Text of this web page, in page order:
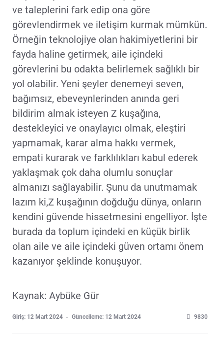
ve taleplerini fark edip ona göre
görevlendirmek ve iletişim kurmak mümkün.
Örneğin teknolojiye olan hakimiyetlerini bir
fayda haline getirmek, aile içindeki
görevlerini bu odakta belirlemek sağlıklı bir
yol olabilir. Yeni şeyler denemeyi seven,
bağımsız, ebeveynlerinden anında geri
bildirim almak isteyen Z kuşağına,
destekleyici ve onaylayıcı olmak, eleştiri
yapmamak, karar alma hakkı vermek,
empati kurarak ve farklılıkları kabul ederek
yaklaşmak çok daha olumlu sonuçlar
almanızı sağlayabilir. Şunu da unutmamak
lazım ki,Z kuşağının doğduğu dünya, onların
kendini güvende hissetmesini engelliyor. İşte
burada da toplum içindeki en küçük birlik
olan aile ve aile içindeki güven ortamı önem
kazanıyor şeklinde konuşuyor.
Kaynak: Aybüke Gür
Giriş: 12 Mart 2024 Güncelleme: 12 Mart 2024 9830